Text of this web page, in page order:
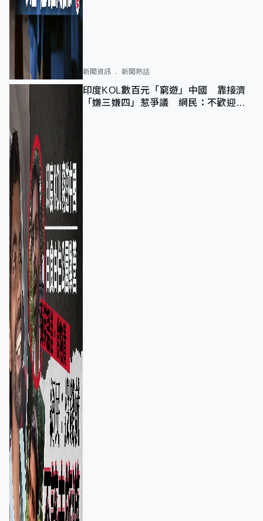
新聞資訊 新聞熱話
印度KOL數百元「窮遊」中國 靠接濟
「嫌三嫌四」惹爭議 網民：不歡迎劣